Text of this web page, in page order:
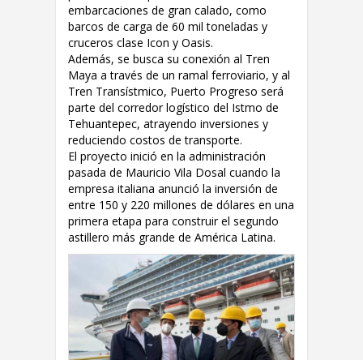
embarcaciones de gran calado, como
barcos de carga de 60 mil toneladas y
cruceros clase Icon y Oasis.
Además, se busca su conexión al Tren
Maya a través de un ramal ferroviario, y al
Tren Transístmico, Puerto Progreso será
parte del corredor logístico del Istmo de
Tehuantepec, atrayendo inversiones y
reduciendo costos de transporte.
El proyecto inició en la administración
pasada de Mauricio Vila Dosal cuando la
empresa italiana anunció la inversión de
entre 150 y 220 millones de dólares en una
primera etapa para construir el segundo
astillero más grande de América Latina.